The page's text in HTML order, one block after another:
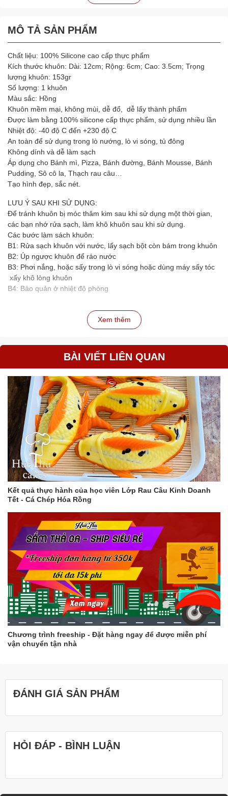
MÔ TẢ SẢN PHẨM
Chất liệu: 100% Silicone cao cấp thực phẩm
Kích thước khuôn: Dài: 12cm; Rộng: 6cm; Cao: 3.5cm; Trọng
lượng khuôn: 153gr
Số lượng: 1 khuôn
Màu sắc: Hồng
Khuôn mềm mại, không mùi, dễ đổ, dễ lấy thành phẩm
Được làm bằng 100% silicone cấp thực phẩm, sử dụng nhiều lần
Nhiệt độ: -40 độ C đến +230 độ C
An toàn để sử dụng trong lò nướng, lò vi sóng, tủ đông
Không dính và dễ làm sạch
Áp dụng cho Bánh mì, Pizza, Bánh đường, Bánh Mousse, Bánh
Pudding, Sô cô la, Thạch rau câu…
Tạo hình đẹp, sắc nét.
LƯU Ý SAU KHI SỬ DỤNG:
Để tránh khuôn bị móc thâm kim sau khi sử dụng một thời gian,
các bạn nhớ rửa sạch, làm khô khuôn sau khi sử dụng.
Các bước làm sách khuôn:
B1: Rửa sạch khuôn với nước, lấy sạch bột còn bám trong khuôn
B2: Úp ngược khuôn để ráo nước
B3: Phơi nắng, hoặc sấy trong lò vi sóng hoặc dùng máy sấy tóc
xấy khô lòng khuôn
B4: Bảo quản ở nhiệt độ phòng
Xem thêm
BÀI VIẾT LIÊN QUAN
Kết quả thực hành của học viên Lớp Rau Câu Kinh Doanh
Tết - Cá Chép Hóa Rồng
Chương trình freeship - Đặt hàng ngay để được miễn phí
vận chuyển tận nhà
ĐÁNH GIÁ SẢN PHẨM
HỎI ĐÁP - BÌNH LUẬN